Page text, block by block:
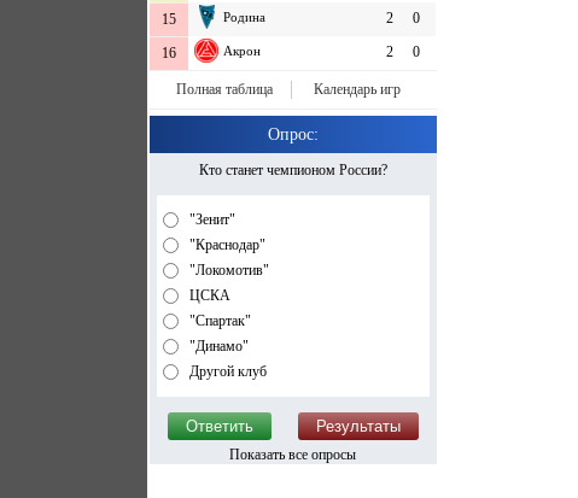
15 Родина 2 0
16 Акрон 2 0
Полная таблица Календарь игр
Опрос:
Кто станет чемпионом России?
"Зенит"
"Краснодар"
"Локомотив"
ЦСКА
"Спартак"
"Динамо"
Другой клуб
Показать все опросы